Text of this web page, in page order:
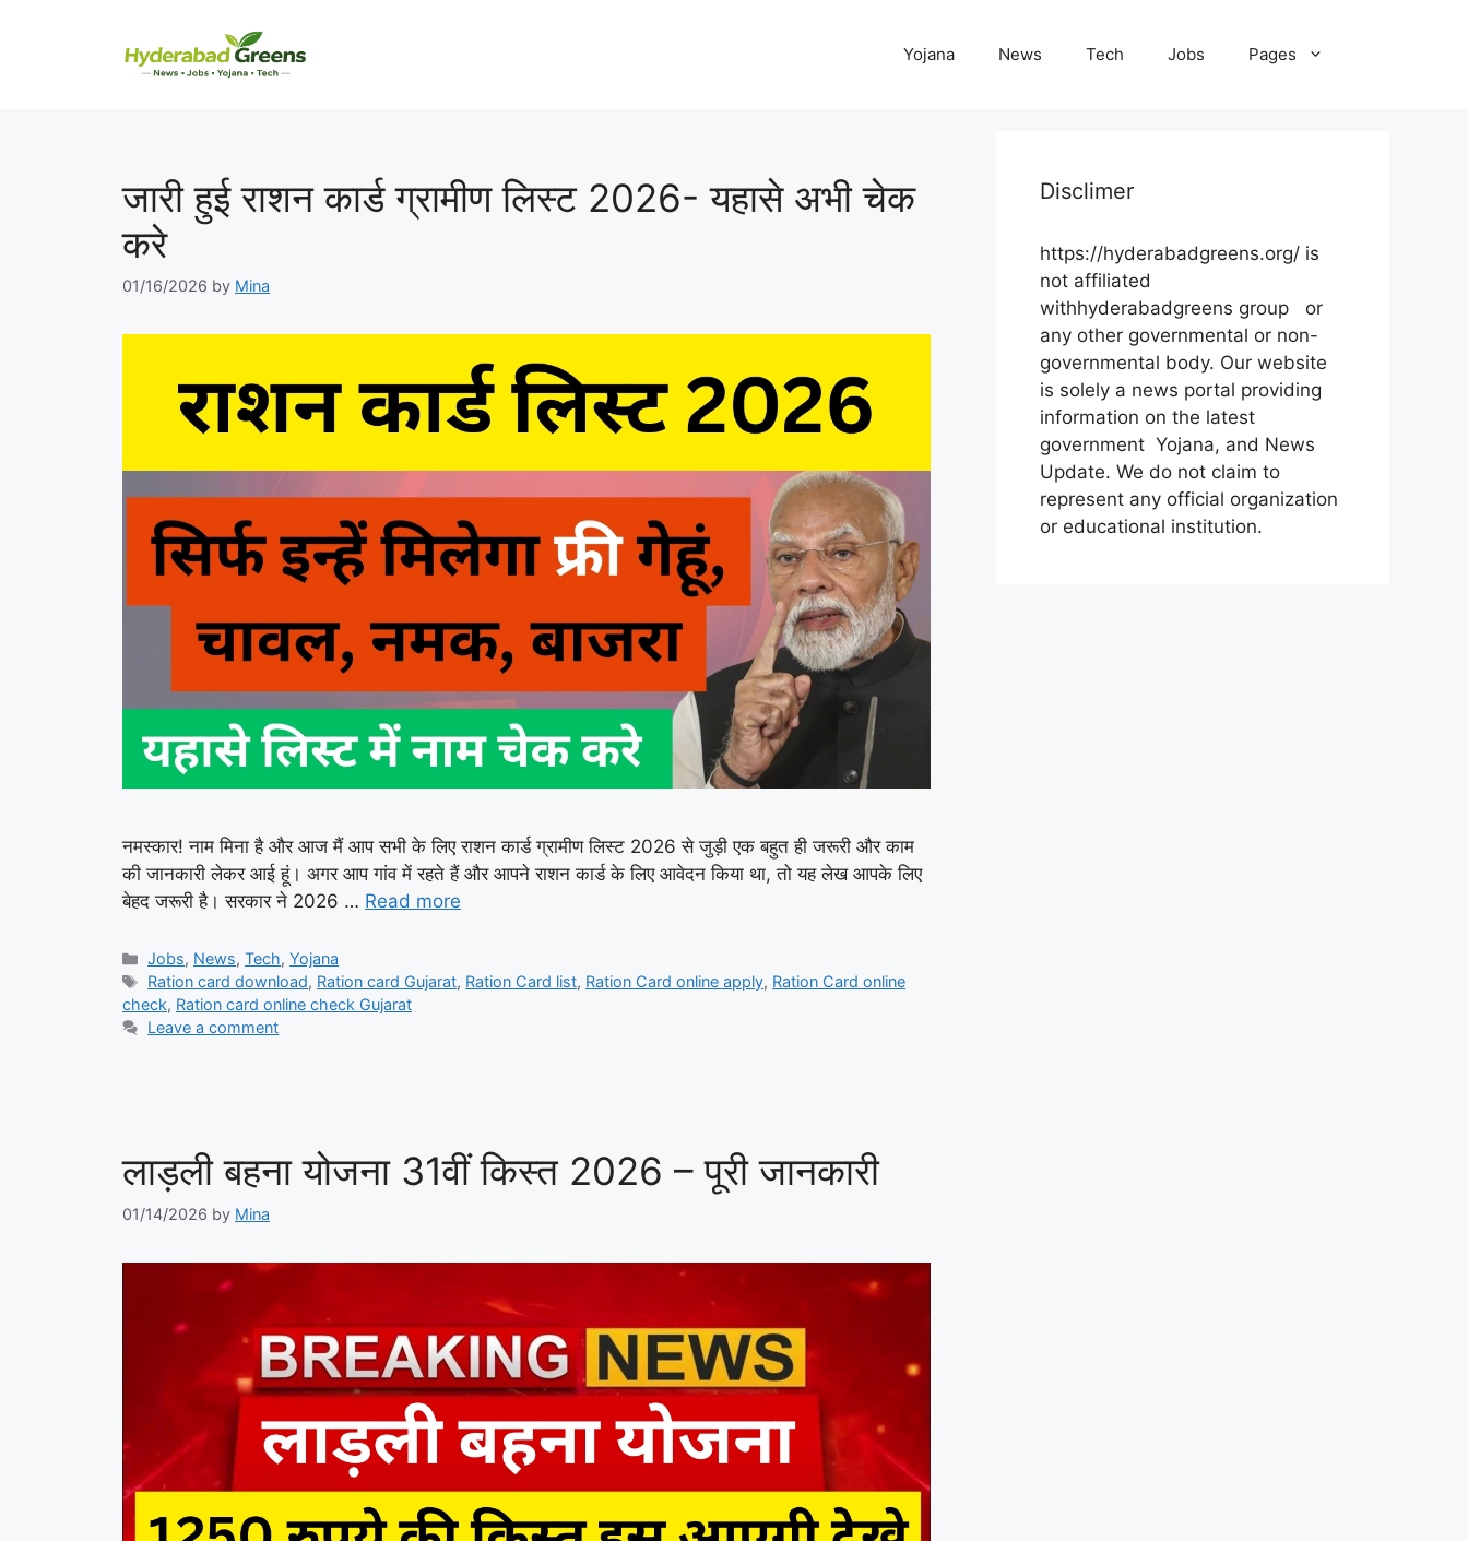
Yojana News Tech Jobs Pages
जारी हुई राशन कार्ड ग्रामीण लिस्ट 2026- यहासे अभी चेक
करे
01/16/2026 by Mina
नमस्कार! नाम मिना है और आज मैं आप सभी के लिए राशन कार्ड ग्रामीण लिस्ट 2026 से जुड़ी एक बहुत ही जरूरी और काम
की जानकारी लेकर आई हूं। अगर आप गांव में रहते हैं और आपने राशन कार्ड के लिए आवेदन किया था, तो यह लेख आपके लिए
बेहद जरूरी है। सरकार ने 2026 … Read more
Categories
Jobs, News,Tech,Yojana
Tags
Ration card download, Ration card Gujarat, Ration Card list, Ration Card online apply, Ration Card online
check, Ration card online check Gujarat
Leave a comment
लाड़ली बहना योजना 31वीं किस्त 2026 – पूरी जानकारी
01/14/2026 by Mina
Disclimer
https://hyderabadgreens.org/ is
not affiliated
withhyderabadgreens group or
any other governmental or non-
governmental body. Our website
is solely a news portal providing
information on the latest
government Yojana, and News
Update. We do not claim to
represent any official organization
or educational institution.